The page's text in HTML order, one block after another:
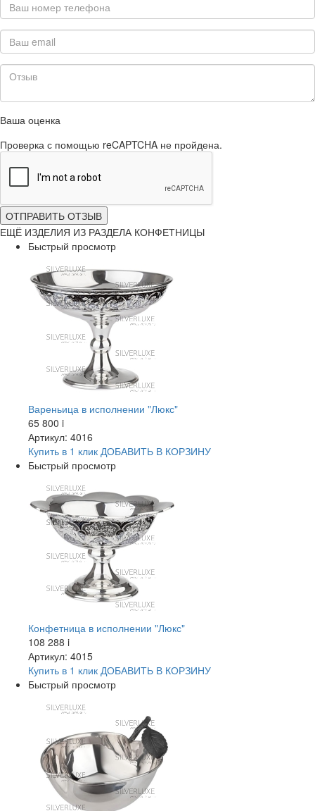
Ваша оценка
Проверка с помощью reCAPTCHA не пройдена.
ОТПРАВИТЬ ОТЗЫВ
ЕЩЁ ИЗДЕЛИЯ ИЗ РАЗДЕЛА КОНФЕТНИЦЫ
Быстрый просмотр
Вареньица в исполнении "Люкс"
65 800 i
Артикул: 4016
Купить в 1 клик ДОБАВИТЬ В КОРЗИНУ
Быстрый просмотр
Конфетница в исполнении "Люкс"
108 288 i
Артикул: 4015
Купить в 1 клик ДОБАВИТЬ В КОРЗИНУ
Быстрый просмотр